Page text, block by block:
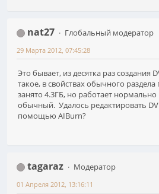
nat27
Глобальный модератор
29 Марта 2012, 07:45:28
Это бывает, из десятка раз создания
такое, в свойствах обычного
занято 4.3ГБ, но работает нормально
обычный. Удалось редактировать
помощью AIBurn?
tagaraz
Модератор
01 Апреля 2012, 13:16:11